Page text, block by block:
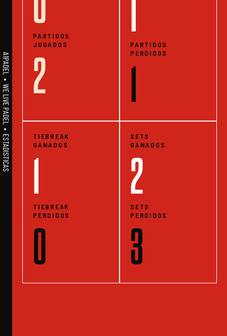
A1PADEL • WE LIVE PADEL • ESTADISTICAS
PARTIDOS
JUGADOS
2
1
PARTIDOS
PERDIDOS
1
TIEBREAK
GANADOS
1
TIEBREAK
PERDIDOS
0
SETS
GANADOS
2
SETS
PERDIDOS
3